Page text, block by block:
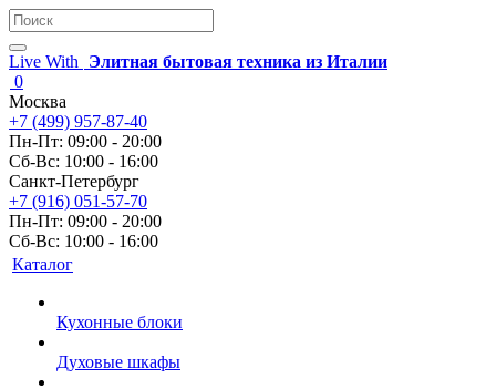
Live With
Элитная бытовая техника из Италии
0
Москва
+7 (499) 957-87-40
Пн-Пт: 09:00 - 20:00
Сб-Вс: 10:00 - 16:00
Санкт-Петербург
+7 (916) 051-57-70
Пн-Пт: 09:00 - 20:00
Сб-Вс: 10:00 - 16:00
Каталог
Кухонные блоки
Духовые шкафы